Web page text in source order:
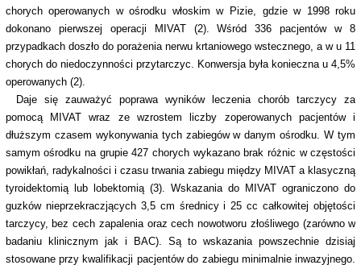
chorych operowanych w ośrodku włoskim w Pizie, gdzie w 1998 roku
dokonano pierwszej operacji MIVAT (2). Wśród 336 pacjentów w 8
przypadkach doszło do porażenia nerwu krtaniowego wstecznego, a w u 11
chorych do niedoczynności przytarczyc. Konwersja była konieczna u 4,5%
operowanych (2).
Daje się zauważyć poprawa wyników leczenia chorób tarczycy za
pomocą MIVAT wraz ze wzrostem liczby zoperowanych pacjentów i
dłuższym czasem wykonywania tych zabiegów w danym ośrodku. W tym
samym ośrodku na grupie 427 chorych wykazano brak różnic w częstości
powikłań, radykalności i czasu trwania zabiegu między MIVAT a klasyczną
tyroidektomią lub lobektomią (3). Wskazania do MIVAT ograniczono do
guzków nieprzekraczjących 3,5 cm średnicy i 25 cc całkowitej objętości
tarczycy, bez cech zapalenia oraz cech nowotworu złośliwego (zarówno w
badaniu klinicznym jak i BAC). Są to wskazania powszechnie dzisiaj
stosowane przy kwalifikacji pacjentów do zabiegu minimalnie inwazyjnego.